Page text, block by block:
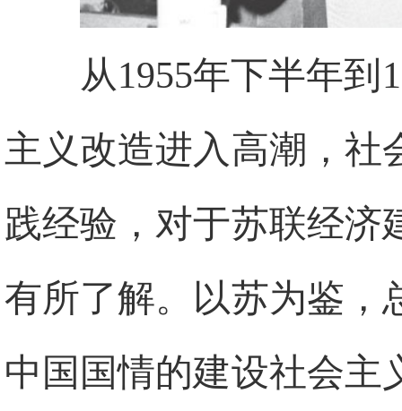
从1955年下半年到
主义改造进入高潮，社
践经验，对于苏联经济
有所了解。以苏为鉴，
中国国情的建设社会主